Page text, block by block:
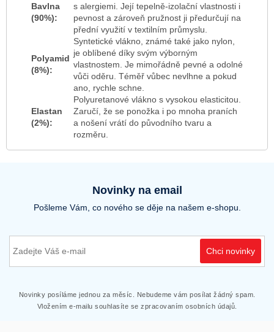
Bavlna
(90%):
s alergiemi. Její tepelně-izolační vlastnosti i
pevnost a zároveň pružnost ji předurčují na
přední využití v textilním průmyslu.
Polyamid
(8%):
Syntetické vlákno, známé také jako nylon,
je oblíbené díky svým výborným
vlastnostem. Je mimořádně pevné a odolné
vůči oděru. Téměř vůbec nevlhne a pokud
ano, rychle schne.
Elastan
(2%):
Polyuretanové vlákno s vysokou elasticitou.
Zaručí, že se ponožka i po mnoha praních
a nošení vrátí do původního tvaru a
rozměru.
Novinky na email
Pošleme Vám, co nového se děje na našem e-shopu.
Chci novinky
Novinky posíláme jednou za měsíc. Nebudeme vám posílat žádný spam.
Vložením e-mailu souhlasíte se zpracovaním osobních údajů.